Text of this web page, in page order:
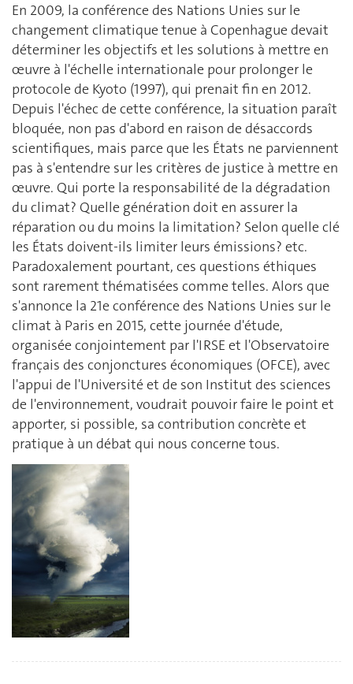
En 2009, la conférence des Nations Unies sur le
changement climatique tenue à Copenhague devait
déterminer les objectifs et les solutions à mettre en
œuvre à l'échelle internationale pour prolonger le
protocole de Kyoto (1997), qui prenait fin en 2012.
Depuis l'échec de cette conférence, la situation paraît
bloquée, non pas d'abord en raison de désaccords
scientifiques, mais parce que les États ne parviennent
pas à s'entendre sur les critères de justice à mettre en
œuvre. Qui porte la responsabilité de la dégradation
du climat? Quelle génération doit en assurer la
réparation ou du moins la limitation? Selon quelle clé
les États doivent-ils limiter leurs émissions? etc.
Paradoxalement pourtant, ces questions éthiques
sont rarement thématisées comme telles. Alors que
s'annonce la 21e conférence des Nations Unies sur le
climat à Paris en 2015, cette journée d'étude,
organisée conjointement par l'IRSE et l'Observatoire
français des conjonctures économiques (OFCE), avec
l'appui de l'Université et de son Institut des sciences
de l'environnement, voudrait pouvoir faire le point et
apporter, si possible, sa contribution concrète et
pratique à un débat qui nous concerne tous.